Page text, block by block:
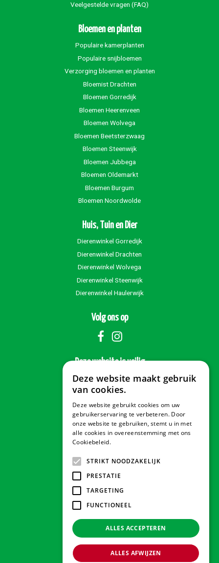
Veelgestelde vragen (FAQ)
Bloemen en planten
Populaire kamerplanten
Populaire snijbloemen
Verzorging bloemen en planten
Bloemist Drachten
Bloemen Gorredijk
Bloemen Heerenveen
Bloemen Wolvega
Bloemen Beetsterzwaag
Bloemen Steenwijk
Bloemen Jubbega
Bloemen Oldemarkt
Bloemen Burgum
Bloemen Noordwolde
Huis, Tuin en Dier
Dierenwinkel Gorredijk
Dierenwinkel Drachten
Dierenwinkel Wolvega
Dierenwinkel Steenwijk
Dierenwinkel Haulerwijk
Volg ons op
Deze website is veilig
Veilig betalen
Contact & Openingstijden
Tuindorado Gorredijk
Tuindorado Wolvega
Deze website maakt gebruik
van cookies.
Deze website gebruikt cookies om uw
gebruikerservaring te verbeteren. Door
onze website te gebruiken, stemt u in met
alle cookies in overeenstemming met ons
Cookiebeleid.
STRIKT NOODZAKELIJK
PRESTATIE
TARGETING
FUNCTIONEEL
ALLES ACCEPTEREN
ALLES AFWIJZEN